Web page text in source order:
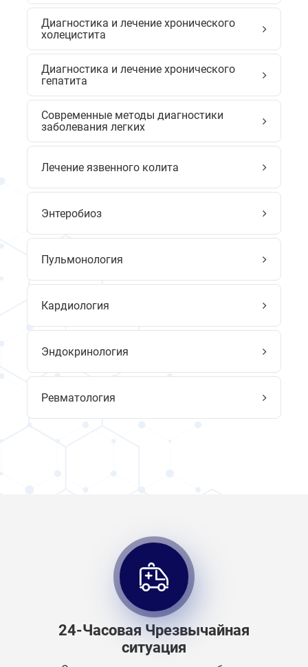
Диагностика и лечение хронического
холецистита
Диагностика и лечение хронического
гепатита
Современные методы диагностики
заболевания легких
Лечение язвенного колита
Энтеробиоз
Пульмонология
Кардиология
Эндокринология
Ревматология
24-Часовая Чрезвычайная
ситуация